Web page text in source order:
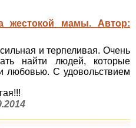
жестокой мамы. Автор:
и терпеливая. Очень
найти людей, которые
любовью. С удовольствием